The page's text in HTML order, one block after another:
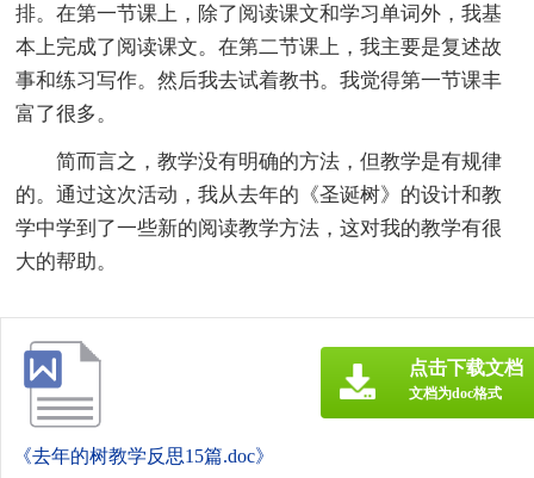
排。在第一节课上，除了阅读课文和学习单词外，我基
本上完成了阅读课文。在第二节课上，我主要是复述故
事和练习写作。然后我去试着教书。我觉得第一节课丰
富了很多。
简而言之，教学没有明确的方法，但教学是有规律
的。通过这次活动，我从去年的《圣诞树》的设计和教
学中学到了一些新的阅读教学方法，这对我的教学有很
大的帮助。
《去年的树教学反思15篇.doc》
点击下载文档
文档为doc格式